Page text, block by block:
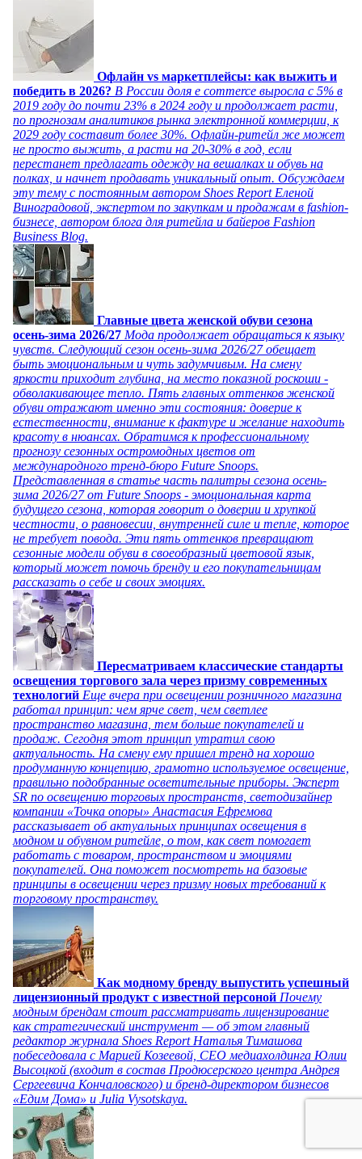
Офлайн vs маркетплейсы: как выжить и
победить в 2026? В России доля e commerce выросла с 5% в
2019 году до почти 23% в 2024 году и продолжает расти,
по прогнозам аналитиков рынка электронной коммерции, к
2029 году составит более 30%. Офлайн-ритейл же может
не просто выжить, а расти на 20-30% в год, если
перестанет предлагать одежду на вешалках и обувь на
полках, и начнет продавать уникальный опыт. Обсуждаем
эту тему с постоянным автором Shoes Report Еленой
Виноградовой, экспертом по закупкам и продажам в fashion-
бизнесе, автором блога для ритейла и байеров Fashion
Business Blog.
Главные цвета женской обуви сезона
осень-зима 2026/27 Мода продолжает обращаться к языку
чувств. Следующий сезон осень-зима 2026/27 обещает
быть эмоциональным и чуть задумчивым. На смену
яркости приходит глубина, на место показной роскоши -
обволакивающее тепло. Пять главных оттенков женской
обуви отражают именно эти состояния: доверие к
естественности, внимание к фактуре и желание находить
красоту в нюансах. Обратимся к профессиональному
прогнозу сезонных остромодных цветов от
международного тренд-бюро Future Snoops.
Представленная в статье часть палитры сезона осень-
зима 2026/27 от Future Snoops - эмоциональная карта
будущего сезона, которая говорит о доверии и хрупкой
честности, о равновесии, внутренней силе и тепле, которое
не требует повода. Эти пять оттенков превращают
сезонные модели обуви в своеобразный цветовой язык,
который может помочь бренду и его покупательницам
рассказать о себе и своих эмоциях.
Пересматриваем классические стандарты
освещения торгового зала через призму современных
технологий Еще вчера при освещении розничного магазина
работал принцип: чем ярче свет, чем светлее
пространство магазина, тем больше покупателей и
продаж. Сегодня этот принцип утратил свою
актуальность. На смену ему пришел тренд на хорошо
продуманную концепцию, грамотно используемое освещение,
правильно подобранные осветительные приборы. Эксперт
SR по освещению торговых пространств, светодизайнер
компании «Точка опоры» Анастасия Ефремова
рассказывает об актуальных принципах освещения в
модном и обувном ритейле, о том, как свет помогает
работать с товаром, пространством и эмоциями
покупателей. Она поможет посмотреть на базовые
принципы в освещении через призму новых требований к
торговому пространству.
Как модному бренду выпустить успешный
лицензионный продукт с известной персоной Почему
модным брендам стоит рассматривать лицензирование
как стратегический инструмент — об этом главный
редактор журнала Shoes Report Наталья Тимашова
побеседовала с Марией Козеевой, СЕО медиахолдинга Юлии
Высоцкой (входит в состав Продюсерского центра Андрея
Сергеевича Кончаловского) и бренд-директором бизнесов
«Едим Дома» и Julia Vysotskaya.